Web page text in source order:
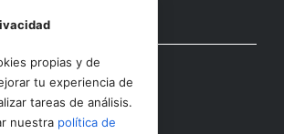
Otras secciones
Contacto
propias y de
tu experiencia de
tareas de análisis.
nuestra política de